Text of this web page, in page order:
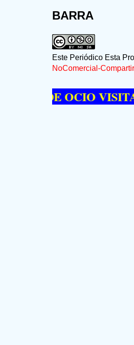
BARRA
Este Periódico Esta
NoComercial-
DE OCIO VISITA